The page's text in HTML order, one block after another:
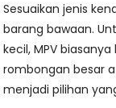
Sesuaikan jenis
barang bawaan.
kecil, MPV
rombongan besar
menjadi pilihan